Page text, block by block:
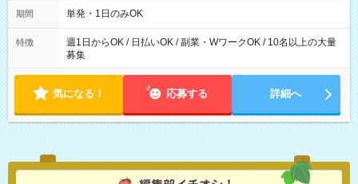
期間 単発・1日のみOK
特徴
週1日からOK / 日払いOK / 副業・WワークOK / 10名以上の大量
募集
気になる！ 応募する 詳細へ